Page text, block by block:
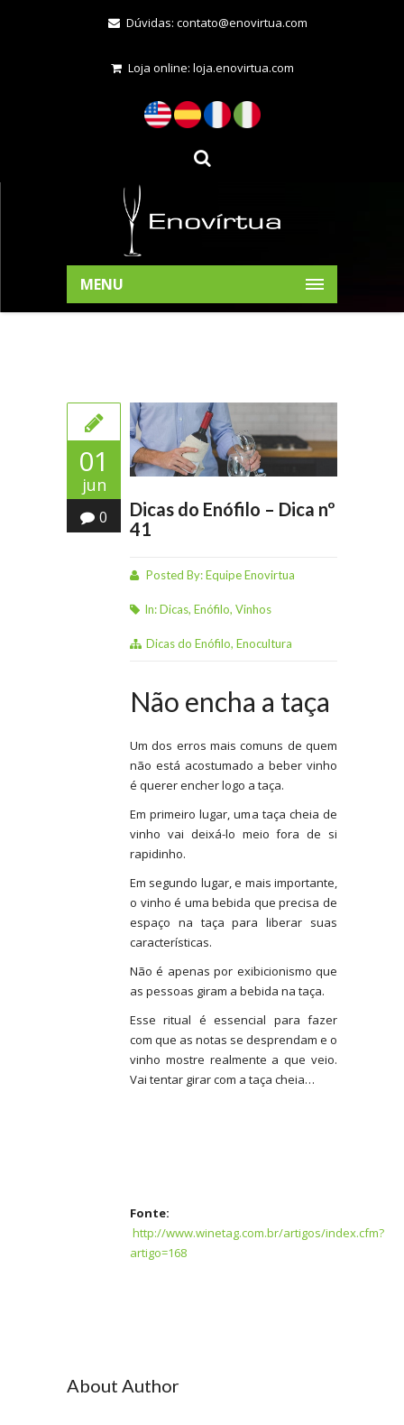
Dúvidas: contato@enovirtua.com
Loja online: loja.enovirtua.com
MENU
01
jun
0
Dicas do Enófilo – Dica nº
41
Posted By:Equipe Enovirtua
In:Dicas, Enófilo, Vinhos
Dicas do Enófilo, Enocultura
Não encha a taça
Um dos erros mais comuns de quem
não está acostumado a beber vinho
é querer encher logo a taça.
Em primeiro lugar, uma taça cheia de
vinho vai deixá-lo meio fora de si
rapidinho.
Em segundo lugar, e mais importante,
o vinho é uma bebida que precisa de
espaço na taça para liberar suas
características.
Não é apenas por exibicionismo que
as pessoas giram a bebida na taça.
Esse ritual é essencial para fazer
com que as notas se desprendam e o
vinho mostre realmente a que veio.
Vai tentar girar com a taça cheia…
Fonte:
http://www.winetag.com.br/artigos/index.cfm?
artigo=168
About Author